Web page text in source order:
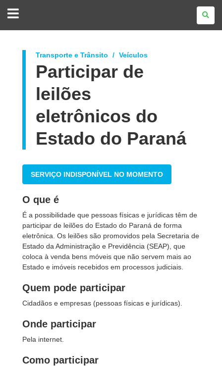
DO
Transporte e Trânsito Veículos
Participar de
leilões
eletrônicos do
Estado do Paraná
SERVIÇO INDISPONÍVEL NO MOMENTO
O que é
É a possibilidade que pessoas físicas e jurídicas têm de
participar de leilões do Estado do Paraná de forma
eletrônica. Os leilões são promovidos pela Secretaria de
Estado da Administração e Previdência (SEAP), que
coloca à venda bens móveis que não servem mais ao
Estado e imóveis recebidos em processos judiciais.
Quem pode participar
Cidadãos e empresas (pessoas físicas e jurídicas).
Onde participar
Pela internet.
Como participar